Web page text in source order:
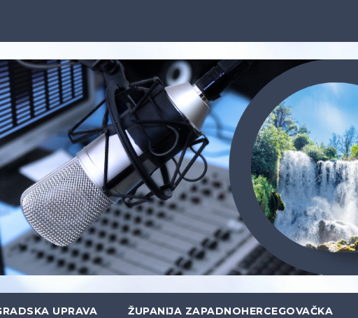
UPRAVA ŽUPANIJA ZAPADNOHERCEGOVAČKA